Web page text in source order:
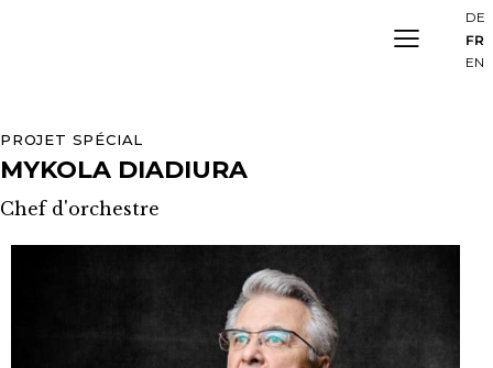
DE
FR
EN
PROJET SPÉCIAL
MYKOLA DIADIURA
Chef d'orchestre